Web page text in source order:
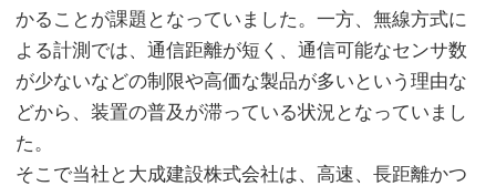
かることが課題となっていました。一方、無線方式に
よる計測では、通信距離が短く、通信可能なセンサ数
が少ないなどの制限や高価な製品が多いという理由な
どから、装置の普及が滞っている状況となっていまし
た。
そこで当社と大成建設株式会社は、高速、長距離かつ